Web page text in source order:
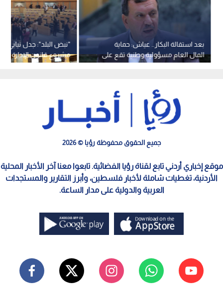
"نبض البلد": جدل نيابي
مشروع قانون الإدارة
فيديو
بعد استقالة البكار.. عياش: حماية
المال العام مسؤولية وطنية تقع على
عاتق جميع المسؤولين
جميع الحقوق محفوظة رؤيا © 2026
موقع إخباري أردني تابع لقناة رؤيا الفضائية. تابعوا معنا آخر الأخبار المحلية
الأردنية، تغطيات شاملة لأخبار فلسطين، وأبرز التقارير والمستجدات
العربية والدولية على مدار الساعة.